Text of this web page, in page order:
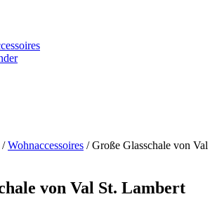
/Wohnaccessoires /Große Glasschale von Val
von Val St. Lambert